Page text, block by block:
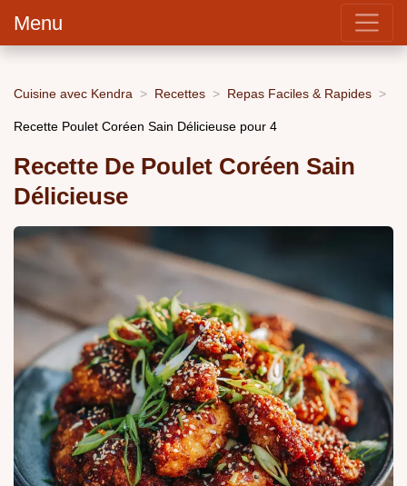
Menu
Cuisine avec Kendra Recettes Repas Faciles & Rapides
Recette Poulet Coréen Sain Délicieuse pour 4
Recette De Poulet Coréen Sain
Délicieuse